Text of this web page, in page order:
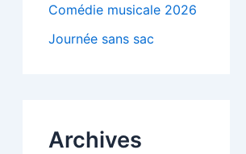
Comédie musicale 2026
Journée sans sac
Archives